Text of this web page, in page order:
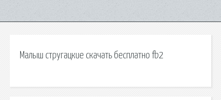
Малыш стругацкие скачать бесплатно fb2